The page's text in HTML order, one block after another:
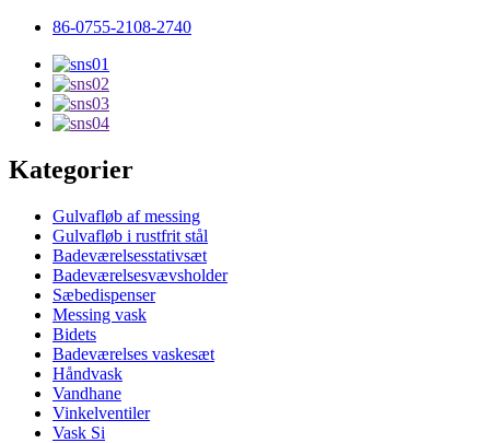
86-0755-2108-2740
Kategorier
Gulvafløb af messing
Gulvafløb i rustfrit stål
Badeværelsesstativsæt
Badeværelsesvævsholder
Sæbedispenser
Messing vask
Bidets
Badeværelses vaskesæt
Håndvask
Vandhane
Vinkelventiler
Vask Si